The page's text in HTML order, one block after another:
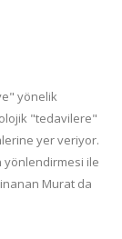
yönelik
"tedavilere"
yer veriyor.
yönlendirmesi ile
Murat da